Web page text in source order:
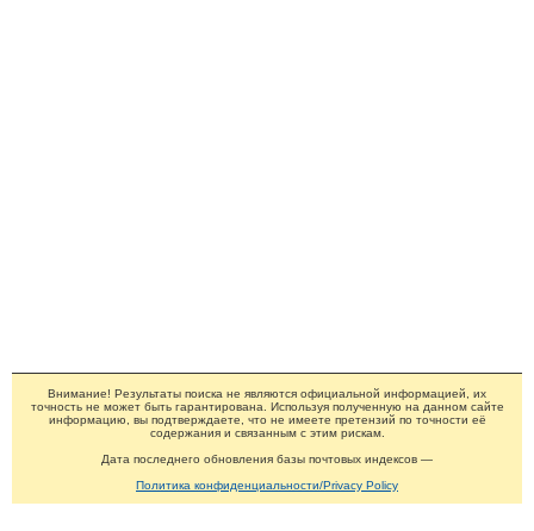
Внимание! Результаты поиска не являются официальной информацией, их
точность не может быть гарантирована. Используя полученную на данном сайте
информацию, вы подтверждаете, что не имеете претензий по точности её
содержания и связанным с этим рискам.
Дата последнего обновления базы почтовых индексов —
Политика конфиденциальности/Privacy Policy